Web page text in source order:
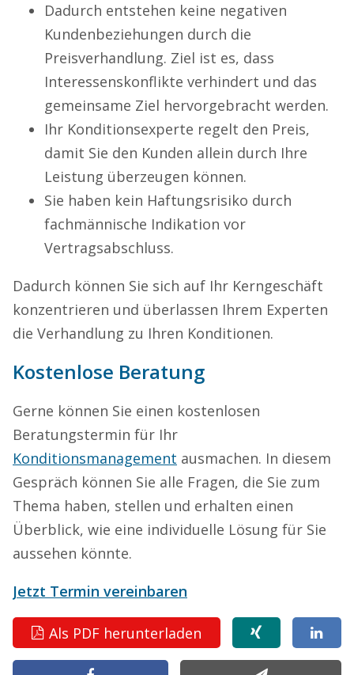
Dadurch entstehen keine negativen
Kundenbeziehungen durch die
Preisverhandlung. Ziel ist es, dass
Interessenskonflikte verhindert und das
gemeinsame Ziel hervorgebracht werden.
Ihr Konditionsexperte regelt den Preis,
damit Sie den Kunden allein durch Ihre
Leistung überzeugen können.
Sie haben kein Haftungsrisiko durch
fachmännische Indikation vor
Vertragsabschluss.
Dadurch können Sie sich auf Ihr Kerngeschäft
konzentrieren und überlassen Ihrem Experten
die Verhandlung zu Ihren Konditionen.
Kostenlose Beratung
Gerne können Sie einen kostenlosen
Beratungstermin für Ihr
Konditionsmanagement ausmachen. In diesem
Gespräch können Sie alle Fragen, die Sie zum
Thema haben, stellen und erhalten einen
Überblick, wie eine individuelle Lösung für Sie
aussehen könnte.
Jetzt Termin vereinbaren
Als PDF herunterladen